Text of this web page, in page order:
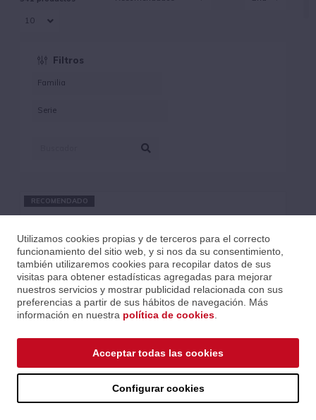
Filtros
RECOMENDADO
FUNDA TECLADO ELÁSTICA 88 NOTAS "GATOR GKC"
Utilizamos cookies propias y de terceros para el correcto
funcionamiento del sitio web, y si nos da su consentimiento,
también utilizaremos cookies para recopilar datos de sus
visitas para obtener estadísticas agregadas para mejorar
nuestros servicios y mostrar publicidad relacionada con sus
preferencias a partir de sus hábitos de navegación. Más
información en nuestra política de cookies
Configurar cookies
Acceptar todas las cookies